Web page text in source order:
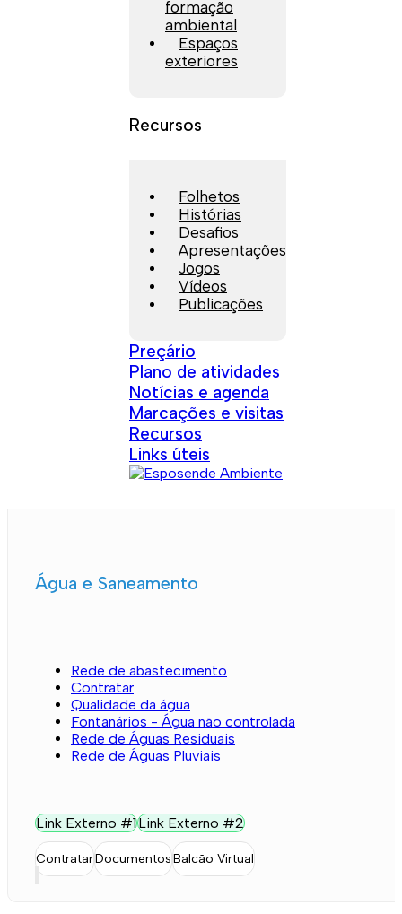
formação
ambiental
Espaços
exteriores
Recursos
Folhetos
Histórias
Desafios
Apresentações
Jogos
Vídeos
Publicações
Preçário
Plano de atividades
Notícias e agenda
Marcações e visitas
Recursos
Links úteis
Água e Saneamento
Rede de abastecimento
Contratar
Qualidade da água
Fontanários - Água não controlada
Rede de Águas Residuais
Rede de Águas Pluviais
Link Externo #1Link Externo #2
ContratarDocumentosBalcão Virtual